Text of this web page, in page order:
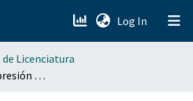
Log In (current)
de Licenciatura
Evaluación de la expresión del gen PIGX en cáncer cervicouterino en relación con las características clínico-patológicas del tumor asociadas al pronóstico